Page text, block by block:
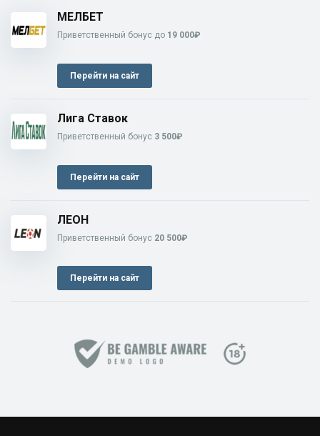
МЕЛБЕТ
Приветственный бонус до 19 000₽
Перейти на сайт
Лига Ставок
Приветственный бонус 3 500₽
Перейти на сайт
ЛЕОН
Приветственный бонус 20 500₽
Перейти на сайт